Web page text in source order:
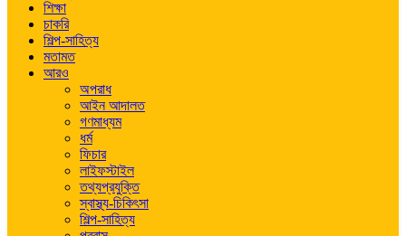
শিক্ষা
চাকরি
শিল্প-সাহিত্য
মতামত
আরও
অপরাধ
আইন আদালত
গণমাধ্যম
ধর্ম
ফিচার
লাইফস্টাইল
তথ্যপ্রযুক্তি
স্বাস্থ্য-চিকিৎসা
শিল্প-সাহিত্য